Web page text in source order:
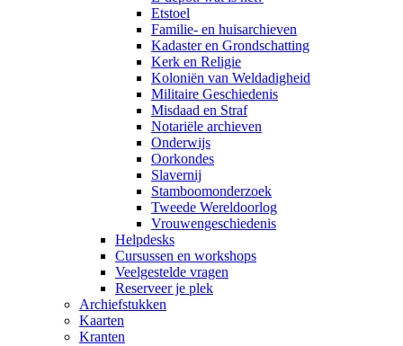
Etstoel
Familie- en huisarchieven
Kadaster en Grondschatting
Kerk en Religie
Koloniën van Weldadigheid
Militaire Geschiedenis
Misdaad en Straf
Notariële archieven
Onderwijs
Oorkondes
Slavernij
Stamboomonderzoek
Tweede Wereldoorlog
Vrouwengeschiedenis
Helpdesks
Cursussen en workshops
Veelgestelde vragen
Reserveer je plek
Archiefstukken
Kaarten
Kranten